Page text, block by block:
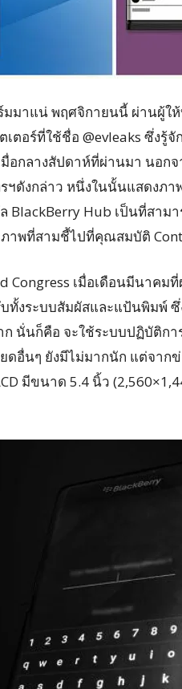
มมาแน่ พฤศจิกายนนี้ ผ่านผู้ใ
เตอร์ที่ใช้ชื่อ @evleaks ซึ่ง
อกลางสัปดาห์ที่ผ่านมา นอกจ
ฯดังกล่าว หนึ่งในนั้นแสดงภ
Hub เป็นที่สาม
ภาพที่สามชี้ไปที่คุณสมบัติ
Congress เมื่อเดือนมีนาคม
ทั้งระบบสัมผัสและแป้นพิมพ์
ก นั่นก็คือ จะใช้ระบบปฏิบัติก
ยดอื่นๆ ยังมีไม่มากนัก แต่จา
มีขนาด 5.4 นิ้ว